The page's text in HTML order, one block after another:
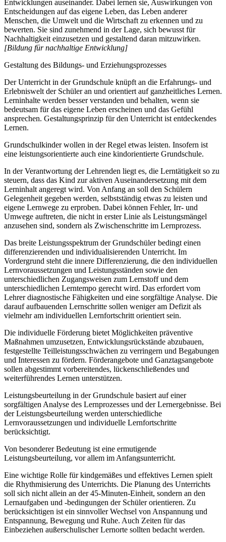
Entwicklungen auseinander. Dabei lernen sie, Auswirkungen von
Entscheidungen auf das eigene Leben, das Leben anderer
Menschen, die Umwelt und die Wirtschaft zu erkennen und zu
bewerten. Sie sind zunehmend in der Lage, sich bewusst für
Nachhaltigkeit einzusetzen und gestaltend daran mitzuwirken.
[Bildung für nachhaltige Entwicklung]
Gestaltung des Bildungs- und Erziehungsprozesses
Der Unterricht in der Grundschule knüpft an die Erfahrungs- und
Erlebniswelt der Schüler an und orientiert auf ganzheitliches Lernen.
Lerninhalte werden besser verstanden und behalten, wenn sie
bedeutsam für das eigene Leben erscheinen und das Gefühl
ansprechen. Gestaltungsprinzip für den Unterricht ist entdeckendes
Lernen.
Grundschulkinder wollen in der Regel etwas leisten. Insofern ist
eine leistungsorientierte auch eine kindorientierte Grundschule.
In der Verantwortung der Lehrenden liegt es, die Lerntätigkeit so zu
steuern, dass das Kind zur aktiven Auseinandersetzung mit dem
Lerninhalt angeregt wird. Von Anfang an soll den Schülern
Gelegenheit gegeben werden, selbstständig etwas zu leisten und
eigene Lernwege zu erproben. Dabei können Fehler, Irr- und
Umwege auftreten, die nicht in erster Linie als Leistungsmängel
anzusehen sind, sondern als Zwischenschritte im Lernprozess.
Das breite Leistungsspektrum der Grundschüler bedingt einen
differenzierenden und individualisierenden Unterricht. Im
Vordergrund steht die innere Differenzierung, die den individuellen
Lernvoraussetzungen und Leistungsständen sowie den
unterschiedlichen Zugangsweisen zum Lernstoff und dem
unterschiedlichen Lerntempo gerecht wird. Das erfordert vom
Lehrer diagnostische Fähigkeiten und eine sorgfältige Analyse. Die
darauf aufbauenden Lernschritte sollen weniger am Defizit als
vielmehr am individuellen Lernfortschritt orientiert sein.
Die individuelle Förderung bietet Möglichkeiten präventive
Maßnahmen umzusetzen, Entwicklungsrückstände abzubauen,
festgestellte Teilleistungsschwächen zu verringern und Begabungen
und Interessen zu fördern. Förderangebote und Ganztagsangebote
sollen abgestimmt vorbereitendes, lückenschließendes und
weiterführendes Lernen unterstützen.
Leistungsbeurteilung in der Grundschule basiert auf einer
sorgfältigen Analyse des Lernprozesses und der Lernergebnisse. Bei
der Leistungsbeurteilung werden unterschiedliche
Lernvoraussetzungen und individuelle Lernfortschritte
berücksichtigt.
Von besonderer Bedeutung ist eine ermutigende
Leistungsbeurteilung, vor allem im Anfangsunterricht.
Eine wichtige Rolle für kindgemäßes und effektives Lernen spielt
die Rhythmisierung des Unterrichts. Die Planung des Unterrichts
soll sich nicht allein an der 45-Minuten-Einheit, sondern an den
Lernaufgaben und -bedingungen der Schüler orientieren. Zu
berücksichtigen ist ein sinnvoller Wechsel von Anspannung und
Entspannung, Bewegung und Ruhe. Auch Zeiten für das
Einbeziehen außerschulischer Lernorte sollten bedacht werden.